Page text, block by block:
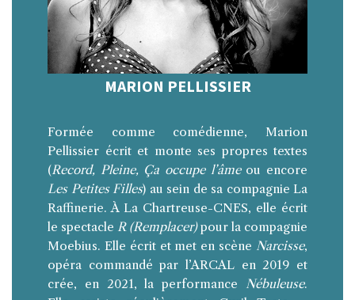
MARION PELLISSIER
Formée comme comédienne, Marion
Pellissier écrit et monte ses propres textes
(Record, Pleine, Ça occupe l’âmeou encore
Les Petites Filles) au sein de sa compagnie La
Raffinerie. À La Chartreuse-CNES, elle écrit
le spectacle R (Remplacer)pour la compagnie
Moebius. Elle écrit et met en scène Narcisse,
opéra commandé par l’ARCAL en 2019 et
crée, en 2021, la performance
Nébuleuse.